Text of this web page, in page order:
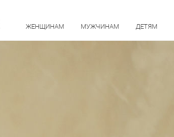
ЖЕНЩИНАМ МУЖЧИНАМ ДЕТЯМ